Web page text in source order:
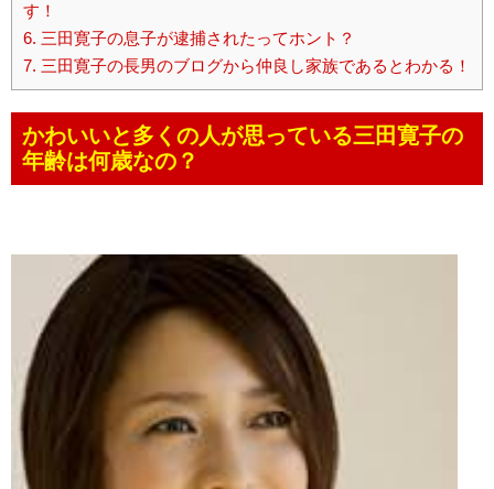
す！
6. 三田寛子の息子が逮捕されたってホント？
7. 三田寛子の長男のブログから仲良し家族であるとわかる！
かわいいと多くの人が思っている三田寛子の
年齢は何歳なの？